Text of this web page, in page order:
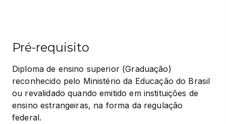
Pré-requisito
Diploma de ensino superior (Graduação)
reconhecido pelo Ministério da Educação do Brasil
ou revalidado quando emitido em instituições de
ensino estrangeiras, na forma da regulação
federal.